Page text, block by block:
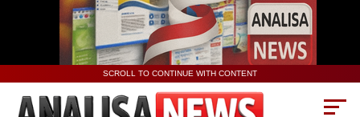
SCROLL TO CONTINUE WITH CONTENT